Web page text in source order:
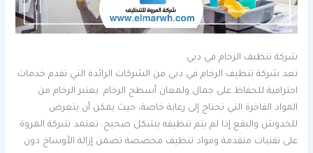
شركة تنظيف الرخام في دبي
تعد شركة تنظيف الرخام في دبي من الشركات الرائدة التي تقدم خدمات
احترافية للحفاظ على جمال ولمعان أسطح الرخام. يعتبر الرخام من
المواد الفاخرة التي تحتاج إلى رعاية خاصة، حيث يمكن أن يتعرض
للخدوش والبقع إذا لم يتم تنظيفه بشكل صحيح. تعتمد شركة المروة
على تقنيات متقدمة ومواد تنظيف مخصصة تضمن إزالة الأوساخ دون